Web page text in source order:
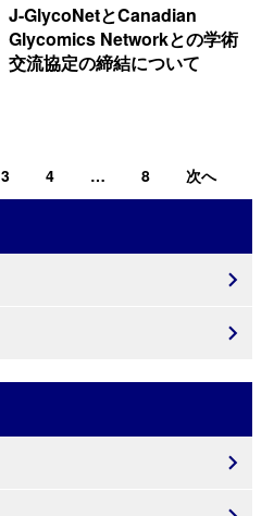
J-GlycoNetとCanadian
Glycomics Networkとの学術
交流協定の締結について
3 4 … 8 次へ